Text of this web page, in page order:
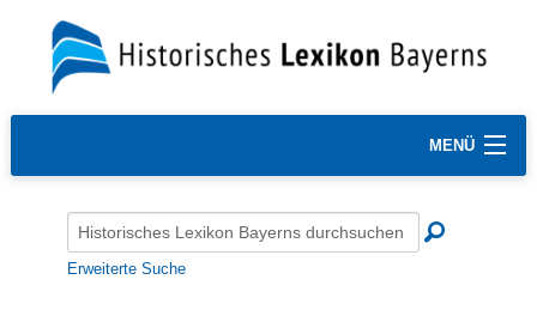
MENÜ
Erweiterte Suche